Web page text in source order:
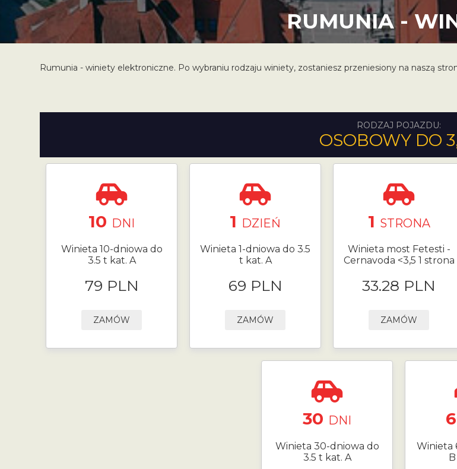
RUMUNIA -
Rumunia - winiety elektroniczne. Po wybraniu rodzaju winiety, zostaniesz przeniesiony na naszą
RODZAJ POJAZDU:
OSOBOWY DO
10 DNI
Winieta 10-dniowa do
3.5 t kat. A
79 PLN
ZAMÓW
1 DZIEŃ
Winieta 1-dniowa do 3.5
t kat. A
69 PLN
ZAMÓW
1 STRONA
Winieta most Fetesti -
Cernavoda <3,5 1 strona
33.28 PLN
ZAMÓW
30 DNI
Winieta 30-dniowa do
3.5 t kat. A
Winieta